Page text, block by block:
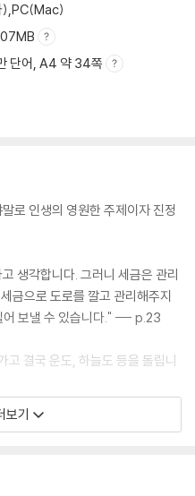
),PC(Mac)
단어, A4 약 34쪽
로 인생의 영원한 주제이자 진정
생각합니다. 그러니 세금은 관리
금으로 도로를 깔고 관리해주지
어 보낼 수 있습니다." --- p.23
고 결국 운도, 하늘도 등을 돌립니
인생에서 가장 즐거운 배움이자
자가 아닌 사실이 이상하다!’라
보기